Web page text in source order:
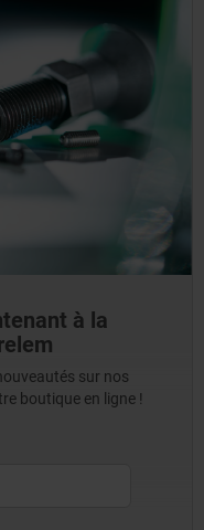
à la
sur nos
boutique en ligne !